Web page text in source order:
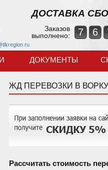
ДОСТАВКА
Заказов
выполнено:
7 6
ДОКУМЕНТЫ
ЖД ПЕРЕВОЗКИ В
Рассчитать стоимость